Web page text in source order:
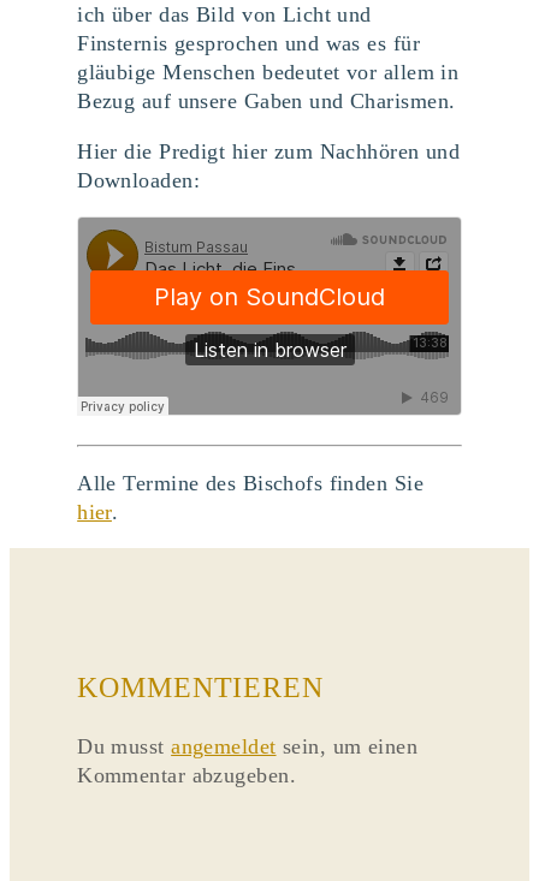
ich über das Bild von Licht und
Finsternis gesprochen und was es für
gläubige Menschen bedeutet vor allem in
Bezug auf unsere Gaben und Charismen.
Hier die Predigt hier zum Nachhören und
Downloaden:
Alle Termine des Bischofs finden Sie
hier.
KOMMENTIEREN
Du musstangemeldet sein, um einen
Kommentar abzugeben.